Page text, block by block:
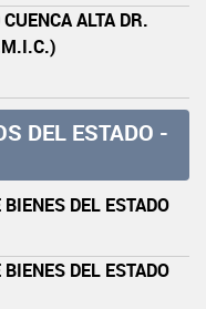
ALTA DR.
DEL ESTADO -
DEL ESTADO
DEL ESTADO